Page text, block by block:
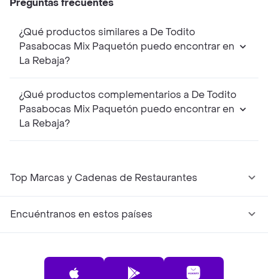
Preguntas frecuentes
¿Qué productos similares a De Todito
Pasabocas Mix Paquetón puedo encontrar en
La Rebaja?
¿Qué productos complementarios a De Todito
Pasabocas Mix Paquetón puedo encontrar en
La Rebaja?
Top Marcas y Cadenas de Restaurantes
Encuéntranos en estos países